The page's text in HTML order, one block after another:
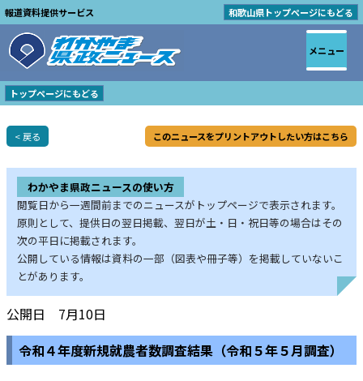
報道資料提供サービス 和歌山県トップページにもどる
トップページにもどる
< 戻る このニュースをプリントアウトしたい方はこちら
わかやま県政ニュースの使い方
閲覧日から一週間前までのニュースがトップページで表示されます。
原則として、提供日の翌日掲載、翌日が土・日・祝日等の場合はその
次の平日に掲載されます。
公開している情報は資料の一部（図表や冊子等）を掲載していないこ
とがあります。
公開日 7月10日
令和４年度新規就農者数調査結果（令和５年５月調査）
メニュー